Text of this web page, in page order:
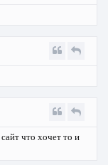
что хочет то и